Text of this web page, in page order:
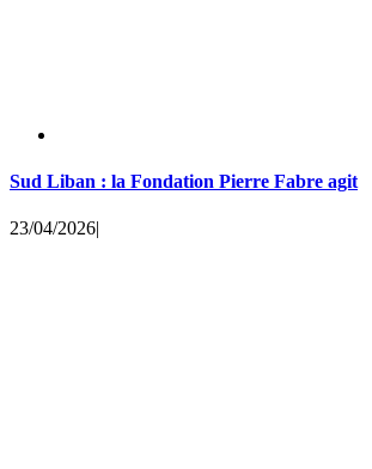
Sud Liban : la Fondation Pierre Fabre agit
23/04/2026